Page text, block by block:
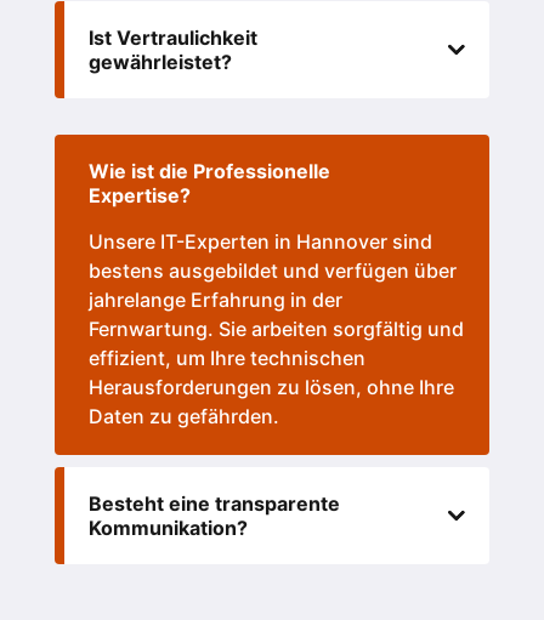
Ist Vertraulichkeit
gewährleistet?
Wie ist die Professionelle
Expertise?
Unsere IT-Experten in Hannover sind
bestens ausgebildet und verfügen über
jahrelange Erfahrung in der
Fernwartung. Sie arbeiten sorgfältig und
effizient, um Ihre technischen
Herausforderungen zu lösen, ohne Ihre
Daten zu gefährden.
Besteht eine transparente
Kommunikation?